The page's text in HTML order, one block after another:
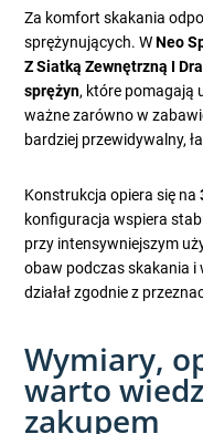
Za komfort skakania
sprężynujących. WNeo
Z Siatką Zewnętrzną I
sprężyn, które pomagają
ważne zarówno w
bardziej przewidywalny,
Konstrukcja opiera się na
konfiguracja wspiera
przy intensywniejszym
obaw podczas skakania i
działał zgodnie z
Wymiary,
warto
zakupem